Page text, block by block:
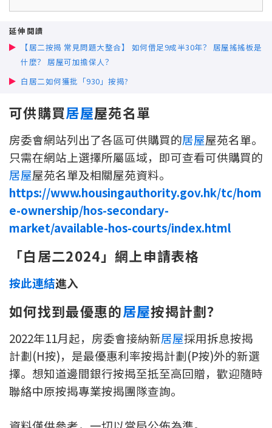
延伸閱讀
【居二按揭 常見問題大整合】 如何借足9成半30年？ 居屋搖搖板是
什麼？ 居屋可加擔保人？
白居二如何獲批「930」按揭?
可供購買居屋屋苑名單
房委會網站列出了各區可供購買的居屋屋苑名單。
只需在網站上選擇所屬區域，即可查看可供購買的
居屋屋苑名單及相關屋苑資料。
https://www.housingauthority.gov.hk/tc/hom
e-ownership/hos-secondary-
market/available-hos-courts/index.html
「白居二2024」網上申請表格
按此連結進入
如何找到最優惠的居屋按揭計劃？
2022年11月起，房委會接納新居屋採用拆息按揭
計劃(H按)，是最優惠利率按揭計劃(P按)外的新選
擇。想知道邊間銀行按揭至抵至高回贈，歡迎隨時
聯絡中原按揭專業按揭團隊查詢。